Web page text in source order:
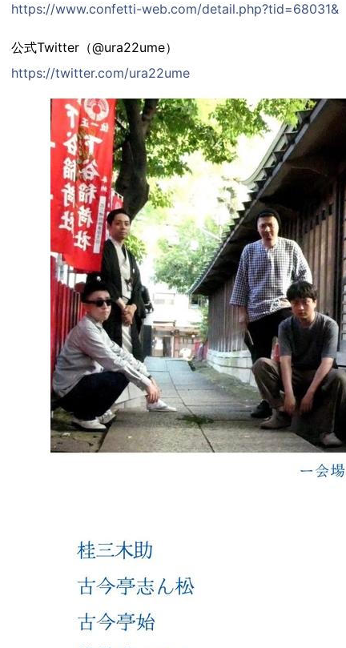
https://www.confetti-web.com/detail.php?tid=68031&
公式Twitter（@ura22ume）
https://twitter.com/ura22ume